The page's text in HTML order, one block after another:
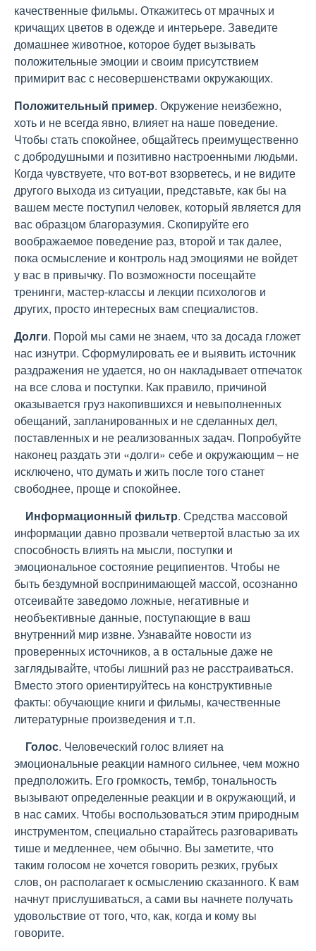
качественные фильмы. Откажитесь от мрачных и
кричащих цветов в одежде и интерьере. Заведите
домашнее животное, которое будет вызывать
положительные эмоции и своим присутствием
примирит вас с несовершенствами окружающих.
Положительный пример. Окружение неизбежно,
хоть и не всегда явно, влияет на наше поведение.
Чтобы стать спокойнее, общайтесь преимущественно
с добродушными и позитивно настроенными людьми.
Когда чувствуете, что вот-вот взорветесь, и не видите
другого выхода из ситуации, представьте, как бы на
вашем месте поступил человек, который является для
вас образцом благоразумия. Скопируйте его
воображаемое поведение раз, второй и так далее,
пока осмысление и контроль над эмоциями не войдет
у вас в привычку. По возможности посещайте
тренинги, мастер-классы и лекции психологов и
других, просто интересных вам специалистов.
Долги. Порой мы сами не знаем, что за досада гложет
нас изнутри. Сформулировать ее и выявить источник
раздражения не удается, но он накладывает отпечаток
на все слова и поступки. Как правило, причиной
оказывается груз накопившихся и невыполненных
обещаний, запланированных и не сделанных дел,
поставленных и не реализованных задач. Попробуйте
наконец раздать эти «долги» себе и окружающим – не
исключено, что думать и жить после того станет
свободнее, проще и спокойнее.
Информационный фильтр. Средства массовой
информации давно прозвали четвертой властью за их
способность влиять на мысли, поступки и
эмоциональное состояние реципиентов. Чтобы не
быть бездумной воспринимающей массой, осознанно
отсеивайте заведомо ложные, негативные и
необъективные данные, поступающие в ваш
внутренний мир извне. Узнавайте новости из
проверенных источников, а в остальные даже не
заглядывайте, чтобы лишний раз не расстраиваться.
Вместо этого ориентируйтесь на конструктивные
факты: обучающие книги и фильмы, качественные
литературные произведения и т.п.
Голос. Человеческий голос влияет на
эмоциональные реакции намного сильнее, чем можно
предположить. Его громкость, тембр, тональность
вызывают определенные реакции и в окружающий, и
в нас самих. Чтобы воспользоваться этим природным
инструментом, специально старайтесь разговаривать
тише и медленнее, чем обычно. Вы заметите, что
таким голосом не хочется говорить резких, грубых
слов, он располагает к осмыслению сказанного. К вам
начнут прислушиваться, а сами вы начнете получать
удовольствие от того, что, как, когда и кому вы
говорите.